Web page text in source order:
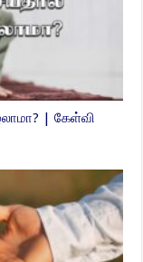
| கேள்வி